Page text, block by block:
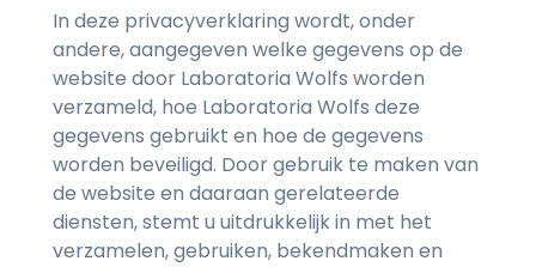
In deze privacyverklaring wordt, onder
andere, aangegeven welke gegevens op de
website door Laboratoria Wolfs worden
verzameld, hoe Laboratoria Wolfs deze
gegevens gebruikt en hoe de gegevens
worden beveiligd. Door gebruik te maken van
de website en daaraan gerelateerde
diensten, stemt u uitdrukkelijk in met het
verzamelen, gebruiken, bekendmaken en